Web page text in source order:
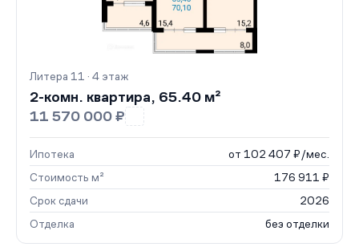
Литера 11 · 4 этаж
2-комн. квартира, 65.40 м²
11 570 000 ₽
Ипотека
от 102 407 ₽/мес.
Стоимость м²
176 911 ₽
Срок сдачи
2026
Отделка
без отделки